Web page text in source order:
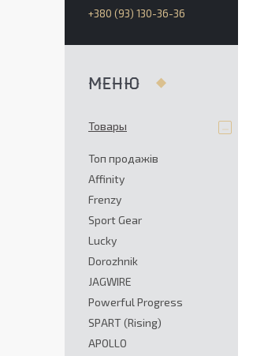
+380 (93) 130-36-36
Товары
Топ продажів
Affinity
Frenzy
Sport Gear
Lucky
Dorozhnik
JAGWIRE
Powerful Progress
SPART (Rising)
APOLLO